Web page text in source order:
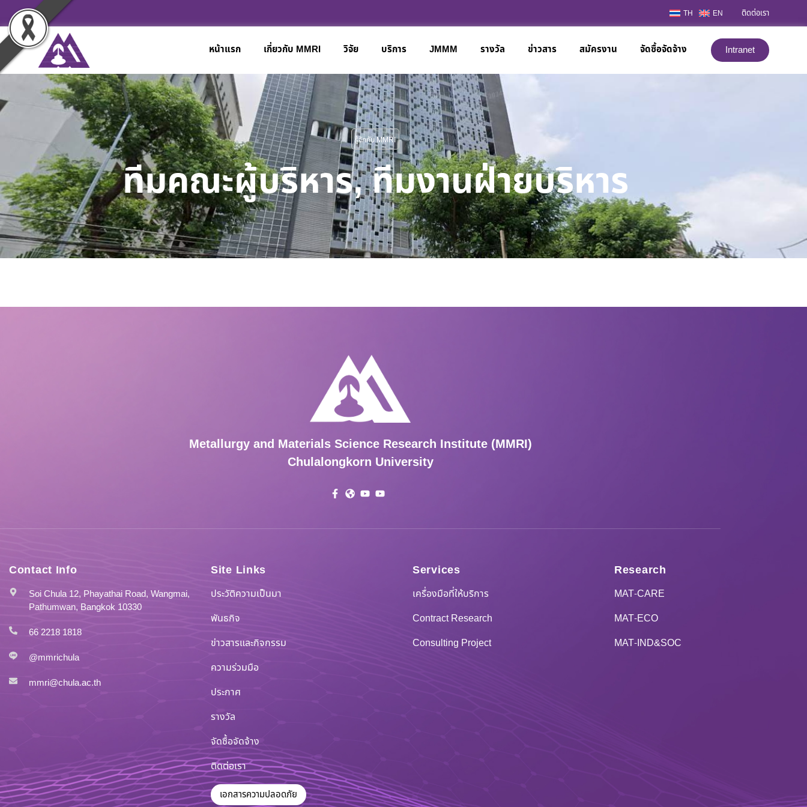
TH EN ติดต่อเรา
หน้าแรก เกี่ยวกับ MMRI วิจัย บริการ JMMM รางวัล ข่าวสาร สมัครงาน จัดซื้อจัดจ้าง Intranet
รู้จักกับ MMRI
ทีมคณะผู้บริหาร,ทีมงานฝ่ายบริหาร
Metallurgy and Materials Science Research Institute (MMRI)
Chulalongkorn University
Contact Info
Soi Chula 12, Phayathai Road, Wangmai,
Pathumwan, Bangkok 10330
66 2218 1818
@mmrichula
mmri@chula.ac.th
Site Links
ประวัติความเป็นมา
พันธกิจ
ข่าวสารและกิจกรรม
ความร่วมมือ
ประกาศ
รางวัล
จัดซื้อจัดจ้าง
ติดต่อเรา
เอกสารความปลอดภัย
Services
เครื่องมือที่ให้บริการ
Contract Research
Consulting Project
Research
MAT-CARE
MAT-ECO
MAT-IND&SOC